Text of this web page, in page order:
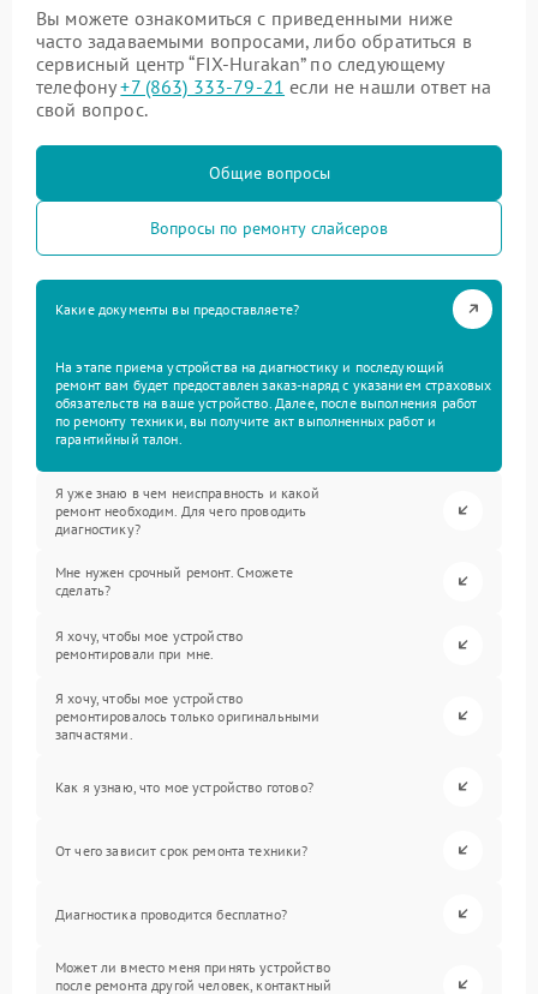
Вы можете ознакомиться с приведенными ниже
часто задаваемыми вопросами, либо обратиться в
сервисный центр “FIX-Hurakan” по следующему
телефону+7 (863) 333-79-21 если не нашли ответ на
свой вопрос.
Общие вопросы
Вопросы по ремонту слайсеров
Какие документы вы предоставляете?
На этапе приема устройства на диагностику и последующий
ремонт вам будет предоставлен заказ-наряд с указанием страховых
обязательств на ваше устройство. Далее, после выполнения работ
по ремонту техники, вы получите акт выполненных работ и
гарантийный талон.
Я уже знаю в чем неисправность и какой
ремонт необходим. Для чего проводить
диагностику?
Мне нужен срочный ремонт. Сможете
сделать?
Я хочу, чтобы мое устройство
ремонтировали при мне.
Я хочу, чтобы мое устройство
ремонтировалось только оригинальными
запчастями.
Как я узнаю, что мое устройство готово?
От чего зависит срок ремонта техники?
Диагностика проводится бесплатно?
Может ли вместо меня принять устройство
после ремонта другой человек, контактный